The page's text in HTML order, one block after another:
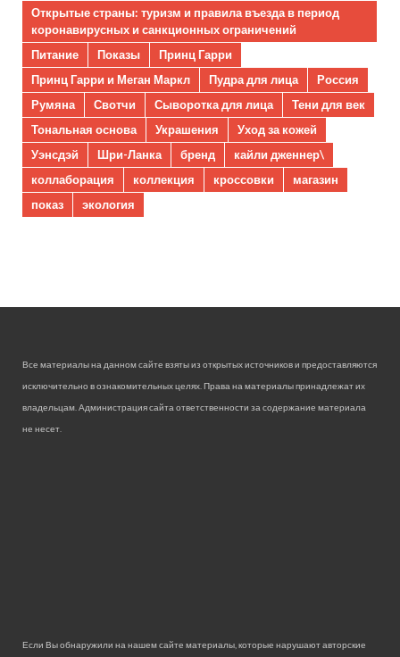
Открытые страны: туризм и правила въезда в период
коронавирусных и санкционных ограничений
Питание
Показы
Принц Гарри
Принц Гарри и Меган Маркл
Пудра для лица
Россия
Румяна
Свотчи Сыворотка для лица
Тени для век
Тональная основа
Украшения
Уход за кожей
Уэнсдэй
Шри-Ланка бренд
кайли дженнер\
коллаборация
коллекция кроссовки
магазин
показ
экология
Все материалы на данном сайте взяты из открытых источников и предоставляются
исключительно в ознакомительных целях. Права на материалы принадлежат их
владельцам. Администрация сайта ответственности за содержание материала
не несет.
Если Вы обнаружили на нашем сайте материалы, которые нарушают авторские